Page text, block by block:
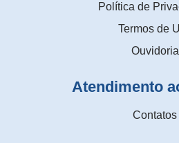
Política de
Termos de
Ouvidoria
Atendimento
Contatos